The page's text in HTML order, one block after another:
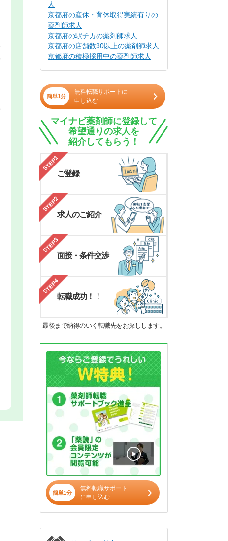
人
京都府の産休・育休取得実績有りの
薬剤師求人
京都府の駅チカの薬剤師求人
京都府の店舗数30以上の薬剤師求人
京都府の積極採用中の薬剤師求人
簡単1分
無料転職サポートに
申し込む
マイナビ薬剤師に登録して
希望通りの求人を
紹介してもらう！
STEP1
ご登録
STEP2
求人のご紹介
STEP3
面接・条件交渉
STEP4
転職成功！！
最後まで納得のいく転職先をお探しします。
簡単1分
無料転職サポート
に申し込む